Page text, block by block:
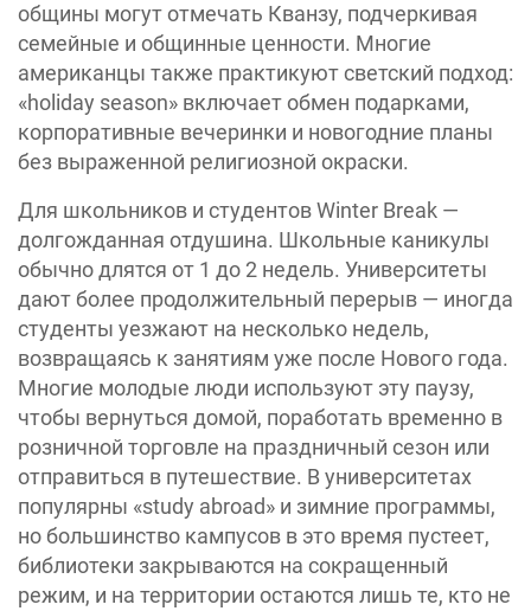
общины могут отмечать Кванзу, подчеркивая
семейные и общинные ценности. Многие
американцы также практикуют светский подход:
«holiday season» включает обмен подарками,
корпоративные вечеринки и новогодние планы
без выраженной религиозной окраски.
Для школьников и студентов Winter Break —
долгожданная отдушина. Школьные каникулы
обычно длятся от 1 до 2 недель. Университеты
дают более продолжительный перерыв — иногда
студенты уезжают на несколько недель,
возвращаясь к занятиям уже после Нового года.
Многие молодые люди используют эту паузу,
чтобы вернуться домой, поработать временно в
розничной торговле на праздничный сезон или
отправиться в путешествие. В университетах
популярны «study abroad» и зимние программы,
но большинство кампусов в это время пустеет,
библиотеки закрываются на сокращенный
режим, и на территории остаются лишь те, кто не